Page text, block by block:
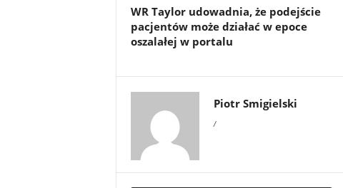
WR Taylor udowadnia, że ​​podejście
pacjentów może działać w epoce
oszalałej w portalu
Piotr Smigielski
/